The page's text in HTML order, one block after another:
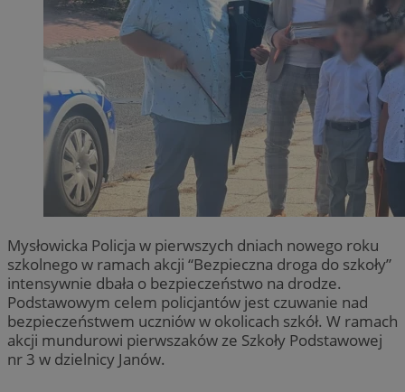
Mysłowicka Policja w pierwszych dniach nowego roku
szkolnego w ramach akcji “Bezpieczna droga do szkoły”
intensywnie dbała o bezpieczeństwo na drodze.
Podstawowym celem policjantów jest czuwanie nad
bezpieczeństwem uczniów w okolicach szkół. W ramach
akcji mundurowi pierwszaków ze Szkoły Podstawowej
nr 3 w dzielnicy Janów.